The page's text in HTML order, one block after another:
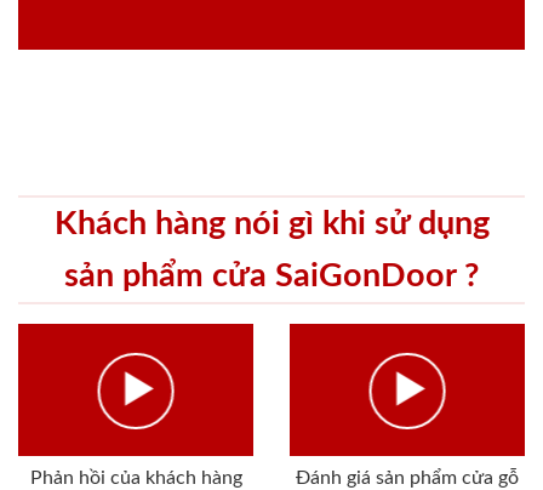
Khách hàng nói gì khi sử dụng
sản phẩm cửa SaiGonDoor ?
Phản hồi của khách hàng
Đánh giá sản phẩm cửa gỗ